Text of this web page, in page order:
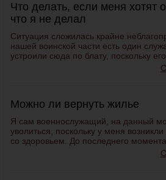
Что делать, если меня хотят
что я не делал
Ситуация сложилась крайне
нашей воинской части есть один
устроили сюда по блату, поскольку
Можно ли вернуть жилье
Я сам военнослужащий, на данный
уволиться, поскольку у меня
со здоровьем. До последнего